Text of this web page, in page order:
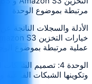
مرتبطة بموضوع الوحدة
الأدلة والسجلات الناتجة
عملية مرتبطة بموضوع
وتكوينها الشبكات الفرعية